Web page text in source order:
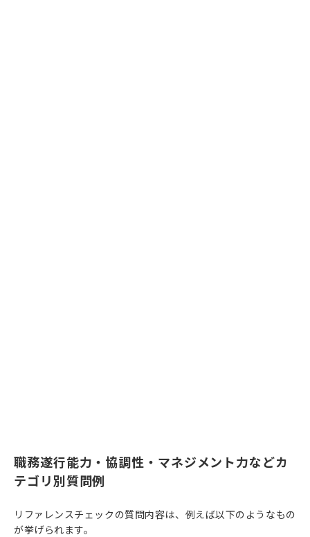
職務遂行能力・協調性・マネジメント力などカ
テゴリ別質問例
リファレンスチェックの質問内容は、例えば以下のようなもの
が挙げられます。